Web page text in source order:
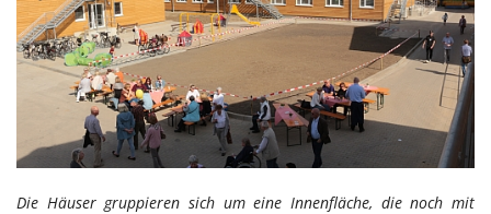
Die Häuser gruppieren sich um eine Innenfläche, die noch mit